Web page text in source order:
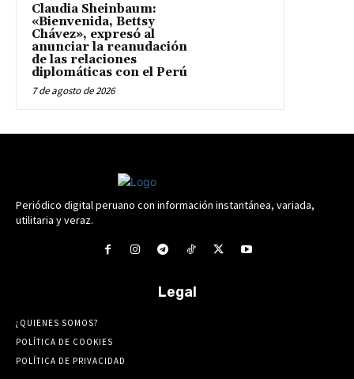
Claudia Sheinbaum:
«Bienvenida, Bettsy
Chávez», expresó al
anunciar la reanudación
de las relaciones
diplomáticas con el Perú
7 de agosto de 2026
Periódico digital peruano con información instantánea, variada,
utilitaria y veraz.
Legal
¿QUIENES SOMOS?
POLÍTICA DE COOKIES
POLÍTICA DE PRIVACIDAD